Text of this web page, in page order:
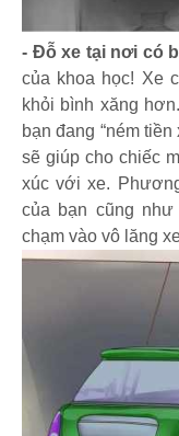
- Đỗ xe tại nơi có
của khoa học! Xe
khỏi bình xăng
bạn đang “ném
sẽ giúp cho chiếc
xúc với xe.
của bạn cũng
chạm vào vô lăng